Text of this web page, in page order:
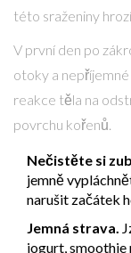
této sraženiny
V první den po
otoky a
reakce těla na
povrchu kořenů.
Nečistěte si
jemně
narušit začátek
Jemná strava.
jogurt, smoothie